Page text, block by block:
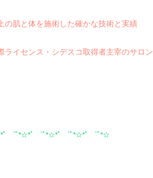
の肌と体を施術した確かな技術と実績
ライセンス・シデスコ取得者主宰のサロン
゜ﾟ*☆*ﾟ ゜ﾟ*☆*ﾟ ゜ﾟ*☆*ﾟ ゜ﾟ*☆